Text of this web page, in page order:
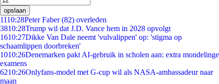
opslaan
1110:28Peter Faber (82) overleden
3810:28Trump wil dat J.D. Vance hem in 2028 opvolgt
1610:27Dikke Van Dale neemt 'vulvalippen' op: 'stigma op
schaamlippen doorbreken'
1010:26Denemarken pakt AI-gebruik in scholen aan: extra mondelinge
examens
6210:26Onlyfans-model met G-cup wil als NASA-ambassadeur naar
maan